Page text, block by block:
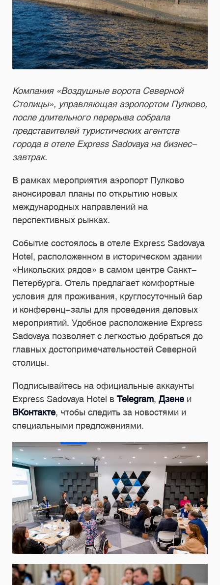
Компания «Воздушные ворота Северной
Столицы», управляющая аэропортом Пулково,
после длительного перерыва собрала
представителей туристических агентств
города в отеле Express Sadovaya на бизнес-
завтрак.
В рамках мероприятия аэропорт Пулково
анонсировал планы по открытию новых
международных направлений на
перспективных рынках.
Событие состоялось в отеле Express Sadovaya
Hotel, расположенном в историческом здании
«Никольских рядов» в самом центре Санкт-
Петербурга. Отель предлагает комфортные
условия для проживания, круглосуточный бар
и конференц-залы для проведения деловых
мероприятий. Удобное расположение Express
Sadovaya позволяет с легкостью добраться до
главных достопримечательностей Северной
столицы.
Подписывайтесь на официальные аккаунты
Express Sadovaya Hotel в Telegram, Дзенеи
ВКонтакте, чтобы следить за новостями и
специальными предложениями.